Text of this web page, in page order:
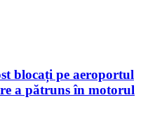
blocați pe aeroportul
a pătruns în motorul